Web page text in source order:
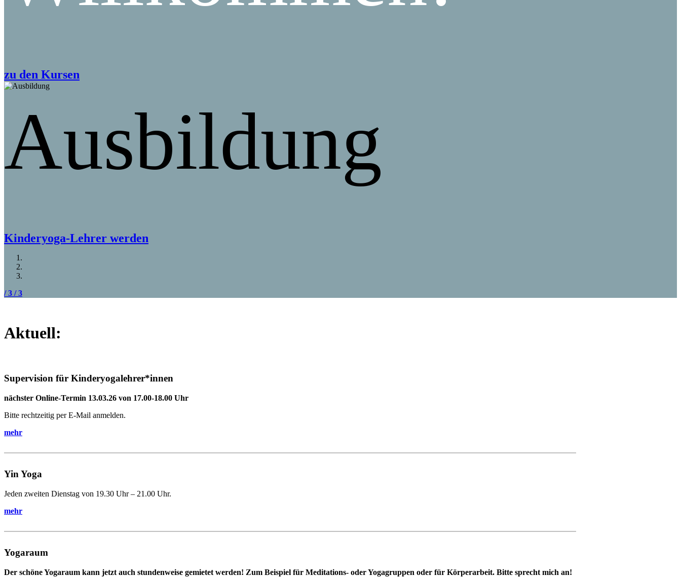
zu den Kursen
Ausbildung
Kinderyoga-Lehrer werden
/ 3 / 3
Aktuell:
Supervision für Kinderyogalehrer*innen
nächster Online-Termin 13.03.26 von 17.00-18.00 Uhr
Bitte rechtzeitig per E-Mail anmelden.
mehr
Yin Yoga
Jeden zweiten Dienstag von 19.30 Uhr – 21.00 Uhr.
mehr
Yogaraum
Der schöne Yogaraum kann jetzt auch stundenweise gemietet werden! Zum Beispiel für Meditations- oder Yogagruppen oder für Körperarbeit. Bitte sprecht mich an!